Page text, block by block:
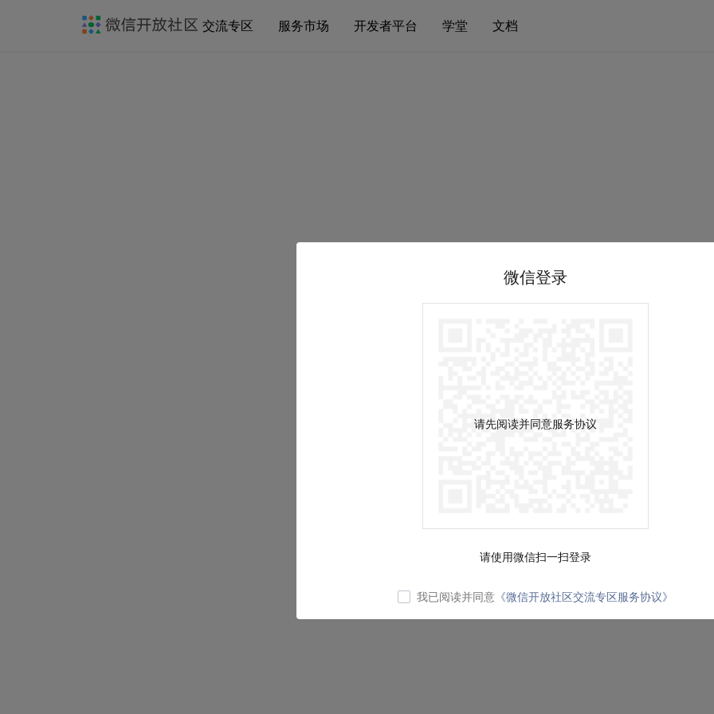
交流专区 服务市场 开发者平台 学堂 文档
微信登录
请先阅读并同意服务协议
请使用微信扫一扫登录
我已阅读并同意 《微信开放社区交流专区服务协议》